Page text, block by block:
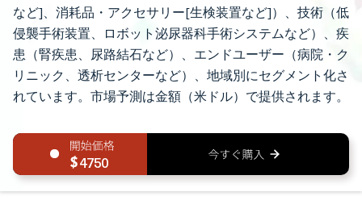
など]、消耗品・アクセサリー[生検装置など]）、技術（低
侵襲手術装置、ロボット泌尿器科手術システムなど）、疾
患（腎疾患、尿路結石など）、エンドユーザー（病院・ク
リニック、透析センターなど）、地域別にセグメント化さ
れています。市場予測は金額（米ドル）で提供されます。
4750